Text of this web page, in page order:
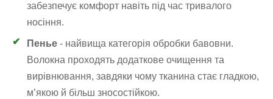
забезпечує комфорт навіть під час тривалого
носіння.
Пенье - найвища категорія обробки бавовни.
Волокна проходять додаткове очищення та
вирівнювання, завдяки чому тканина стає гладкою,
м’якою й більш зносостійкою.